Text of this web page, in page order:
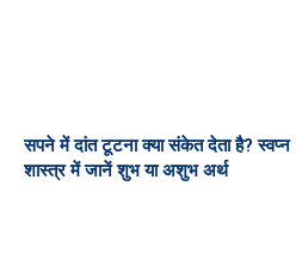
सपने में दांत टूटना क्या संकेत देता है? स्वप्न
शास्त्र में जानें शुभ या अशुभ अर्थ